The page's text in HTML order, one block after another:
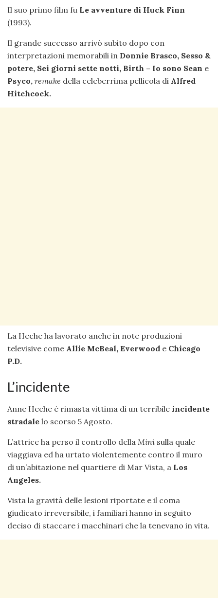
Il suo primo film fu Le avventure di Huck Finn
(1993).
Il grande successo arrivò subito dopo con
interpretazioni memorabili in Donnie Brasco, Sesso &
potere, Sei giorni sette notti, Birth – Io sono Sean e
Psyco, remake della celeberrima pellicola di Alfred
Hitchcock.
La Heche ha lavorato anche in note produzioni
televisive come Allie McBeal, Everwood e Chicago
P.D.
L’incidente
Anne Heche è rimasta vittima di un terribile incidente
stradale lo scorso 5 Agosto.
L’attrice ha perso il controllo della Mini sulla quale
viaggiava ed ha urtato violentemente contro il muro
di un’abitazione nel quartiere di Mar Vista, a Los
Angeles.
Vista la gravità delle lesioni riportate e il coma
giudicato irreversibile, i familiari hanno in seguito
deciso di staccare i macchinari che la tenevano in vita.